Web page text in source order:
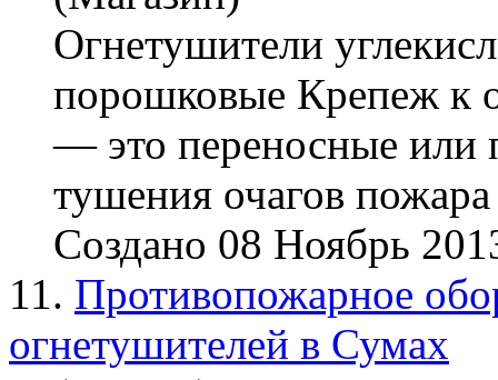
Огнетушители
порошковые Крепеж к
— это переносные или
тушения очагов пожара
Создано 08 Ноябрь
11. Противопожарное
огнетушителей в Сумах